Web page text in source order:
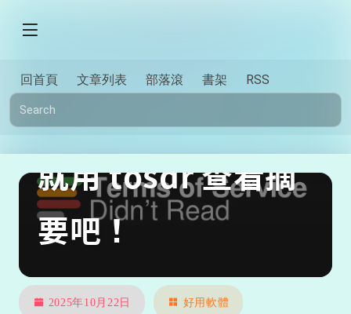
回首頁 文章列表 部落滾 書架 RSS
服務條款太長了，
就用 tosdr 查看摘
要吧！
2025年10月22日 好用軟體